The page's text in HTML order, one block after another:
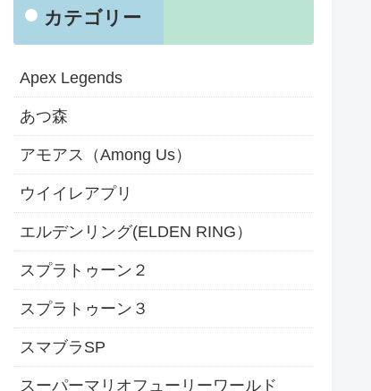
カテゴリー
Apex Legends
あつ森
アモアス（Among Us）
ウイイレアプリ
エルデンリング(ELDEN RING）
スプラトゥーン２
スプラトゥーン３
スマブラSP
スーパーマリオフューリーワールド